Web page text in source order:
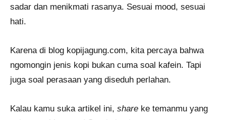
sadar dan menikmati rasanya. Sesuai mood, sesuai
hati.
Karena di blog kopijagung.com, kita percaya bahwa
ngomongin jenis kopi bukan cuma soal kafein. Tapi
juga soal perasaan yang diseduh perlahan.
Kalau kamu suka artikel ini, share ke temanmu yang